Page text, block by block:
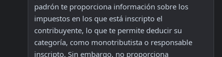
padrón te proporciona información sobre los
impuestos en los que está inscripto el
contribuyente, lo que te permite deducir su
categoría, como monotributista o responsable
inscripto. Sin embargo, no proporciona